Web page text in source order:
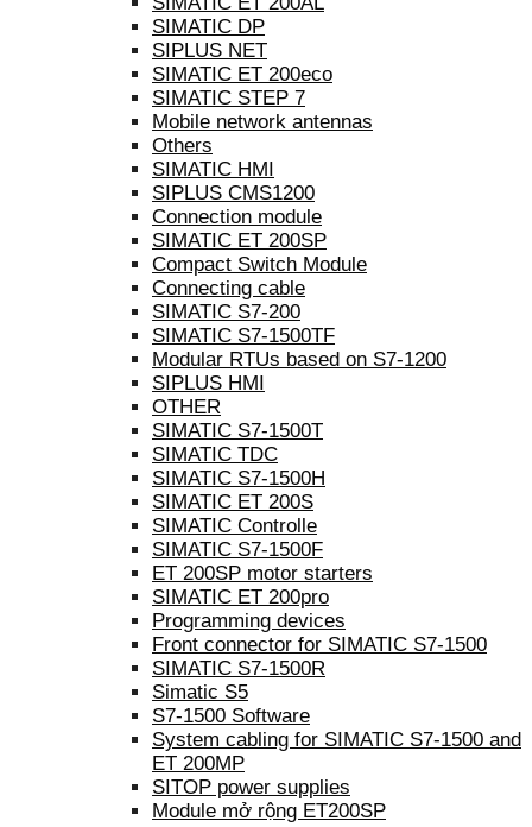
SIMATIC DP
SIPLUS NET
SIMATIC ET 200eco
SIMATIC STEP 7
Mobile network antennas
Others
SIMATIC HMI
SIPLUS CMS1200
Connection module
SIMATIC ET 200SP
Compact Switch Module
Connecting cable
SIMATIC S7-200
SIMATIC S7-1500TF
Modular RTUs based on S7-1200
SIPLUS HMI
OTHER
SIMATIC S7-1500T
SIMATIC TDC
SIMATIC S7-1500H
SIMATIC ET 200S
SIMATIC Controlle
SIMATIC S7-1500F
ET 200SP motor starters
SIMATIC ET 200pro
Programming devices
Front connector for SIMATIC S7-1500
SIMATIC S7-1500R
Simatic S5
S7-1500 Software
System cabling for SIMATIC S7-1500 and
ET 200MP
SITOP power supplies
Module mở rộng ET200SP